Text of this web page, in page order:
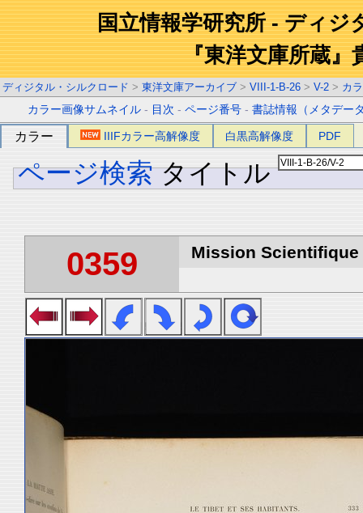
国立情報学研究所 - ディジ
『東洋文庫所蔵』
ディジタル・シルクロード > 東洋文庫アーカイブ > VIII-1-B-26 > V-2 > カ
カラー画像サムネイル - 目次 -ページ番号 -書誌情報（メタデー
カラー IIIFカラー高解像度 白黒高解像度 PDF
ページ検索 タイトル
0359 Mission Scientifique